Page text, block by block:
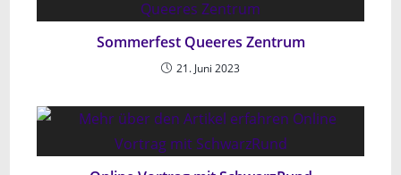
Sommerfest Queeres Zentrum
21. Juni 2023